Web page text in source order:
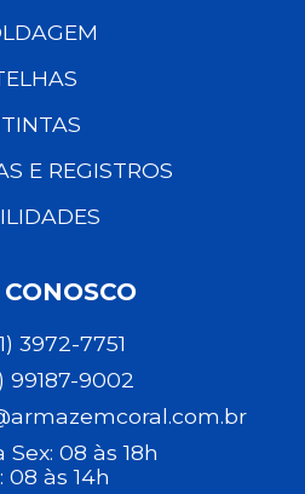
TINTAS
E REGISTROS
3972-7751
99187-9002
Sex: 08 às 18h
08 às 14h